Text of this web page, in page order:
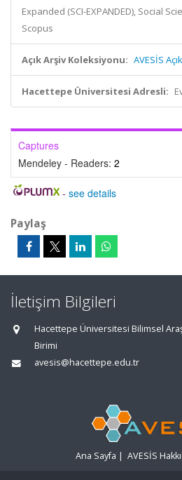
Expanded (SCI-EXPANDED), Social
Scopus
Açık Arşiv Koleksiyonu: AVESİS
Hacettepe Üniversitesi Adresli:
Captures
Mendeley - Readers: 2
- see details
Paylaş
İletişim Bilgileri
Hacettepe Üniversitesi Bilimsel
Birimi
avesis@hacettepe.edu.tr
Ana Sayfa | AVESİS